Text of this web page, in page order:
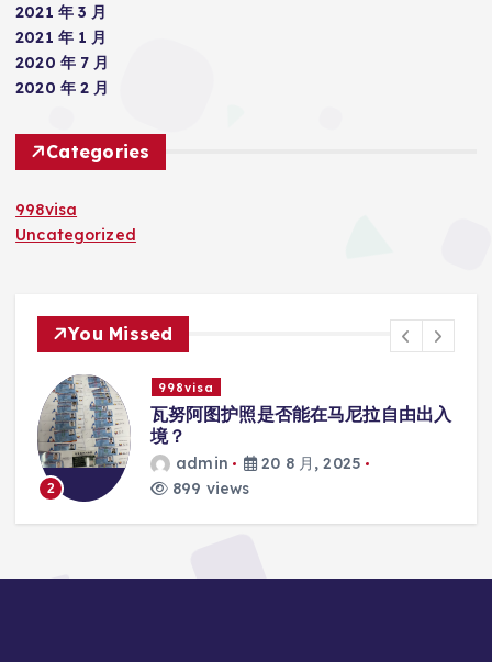
2021 年 3 月
2021 年 1 月
2020 年 7 月
2020 年 2 月
Categories
998visa
Uncategorized
You Missed
2
998visa
瓦努阿图护照是否能在马尼拉自由出入
境？
admin
20 8 月, 2025
899 views